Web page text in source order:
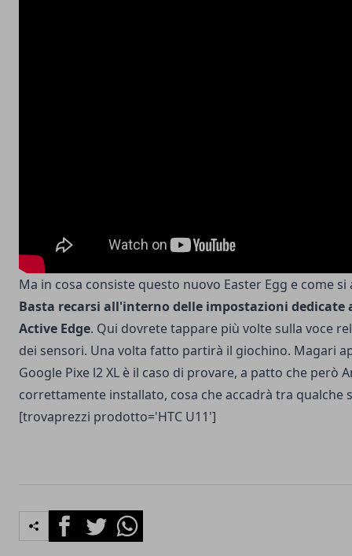
Ma in cosa consiste questo nuovo Easter Egg e come si
Basta recarsi all'interno delle impostazioni
Active Edge. Qui dovrete tappare più volte sulla voce
dei sensori. Una volta fatto partirà il giochino. Magari
Google Pixe l2 XL è il caso di provare, a patto che però
correttamente installato, cosa che accadrà tra qualche
[trovaprezzi prodotto='HTC U11']
FacebookTwitterWhatsapp